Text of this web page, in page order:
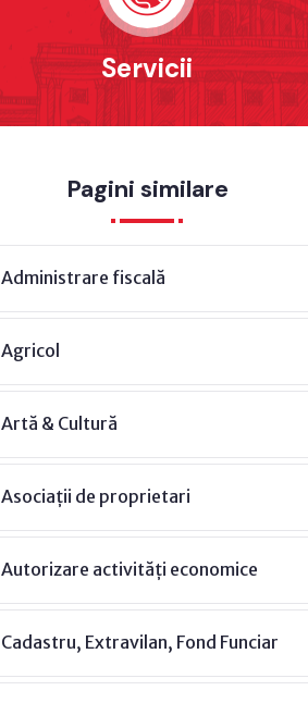
Servicii
Pagini similare
Administrare fiscală
Agricol
Artă & Cultură
Asociații de proprietari
Autorizare activități economice
Cadastru, Extravilan, Fond Funciar